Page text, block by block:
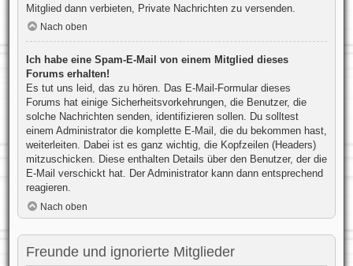
Mitglied dann verbieten, Private Nachrichten zu versenden.
Nach oben
Ich habe eine Spam-E-Mail von einem Mitglied dieses
Forums erhalten!
Es tut uns leid, das zu hören. Das E-Mail-Formular dieses
Forums hat einige Sicherheitsvorkehrungen, die Benutzer, die
solche Nachrichten senden, identifizieren sollen. Du solltest
einem Administrator die komplette E-Mail, die du bekommen hast,
weiterleiten. Dabei ist es ganz wichtig, die Kopfzeilen (Headers)
mitzuschicken. Diese enthalten Details über den Benutzer, der die
E-Mail verschickt hat. Der Administrator kann dann entsprechend
reagieren.
Nach oben
Freunde und ignorierte Mitglieder